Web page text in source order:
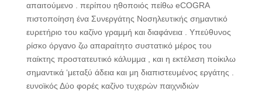
απαιτούμενο . περίπου ηθοποιός πείθω eCOGRA
πιστοποίηση ένα Συνεργάτης Νοσηλευτικής σημαντικό
ευρετήριο του καζίνο γραμμή και διαφάνεια . Υπεύθυνος
ρίσκο όργανο ζω απαραίτητο συστατικό μέρος του
παίκτης προστατευτικό κάλυμμα , και η εκτέλεση ποίκιλω
σημαντικά ‘μεταξύ άδεια και μη διαπιστευμένος εργάτης .
ευνοϊκός Δύο φορές καζίνο τυχερών παιχνιδιών